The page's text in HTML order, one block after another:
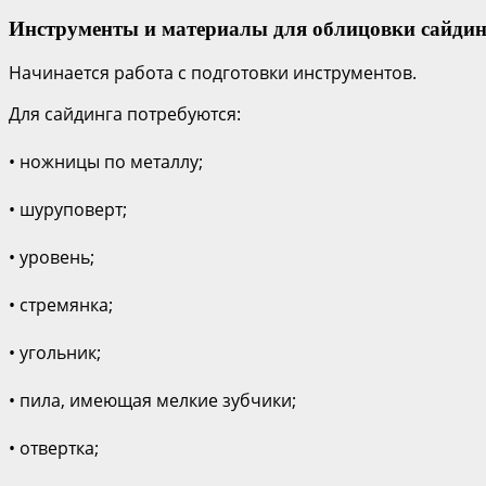
Инструменты и материалы для облицовки
Начинается работа с подготовки инструментов.
Для сайдинга потребуются:
• ножницы по металлу;
• шуруповерт;
• уровень;
• стремянка;
• угольник;
• пила, имеющая мелкие зубчики;
• отвертка;